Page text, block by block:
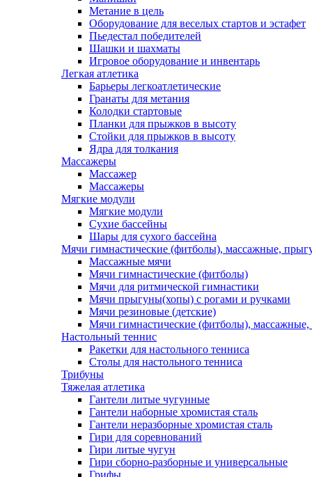
Метание в цель
Оборудование для веселых стартов и эстафет
Пьедестал победителей
Шашки и шахматы
Игровое оборудование и инвентарь
Легкая атлетика
Барьеры легкоатлетические
Гранаты для метания
Колодки стартовые
Планки для прыжков в высоту
Стойки для прыжков в высоту
Ядра для толкания
Массажеры
Массажер
Массажеры
Мягкие модули
Мягкие модули
Сухие бассейны
Шары для сухого бассейна
Мячи гимнастические (фитболы), массажные,
Массажные мячи
Мячи гимнастические (фитболы)
Мячи для ритмической гимнастики
Мячи прыгуны(хопы) с рогами и ручками
Мячи резиновые (детские)
Мячи гимнастические (фитболы),
Настольный теннис
Ракетки для настольного тенниса
Столы для настольного тенниса
Трибуны
Тяжелая атлетика
Гантели литые чугунные
Гантели наборные хромистая сталь
Гантели неразборные хромистая сталь
Гири для соревнований
Гири литые чугун
Гири сборно-разборные и универсальные
Грифы